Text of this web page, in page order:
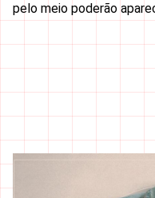
pelo meio poderão